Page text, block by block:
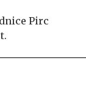
Pirc